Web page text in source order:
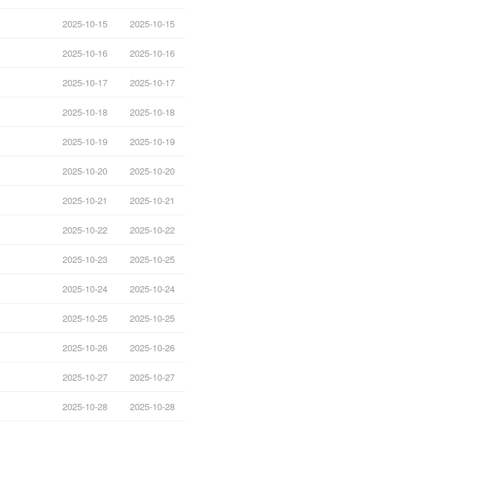
2025-10-15 2025-10-15
2025-10-16 2025-10-16
2025-10-17 2025-10-17
2025-10-18 2025-10-18
2025-10-19 2025-10-19
2025-10-20 2025-10-20
2025-10-21 2025-10-21
2025-10-22 2025-10-22
2025-10-23 2025-10-25
2025-10-24 2025-10-24
2025-10-25 2025-10-25
2025-10-26 2025-10-26
2025-10-27 2025-10-27
2025-10-28 2025-10-28